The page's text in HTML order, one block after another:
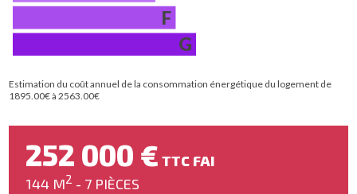
F
G
Estimation du coût annuel de la consommation énergétique du logement de
1895.00€ à 2563.00€
252 000 € TTC FAI
144 M2 - 7 PIÈCES